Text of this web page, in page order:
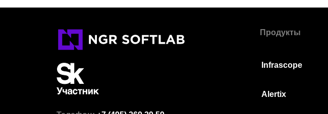
Infrascope
Alertix
Продукты